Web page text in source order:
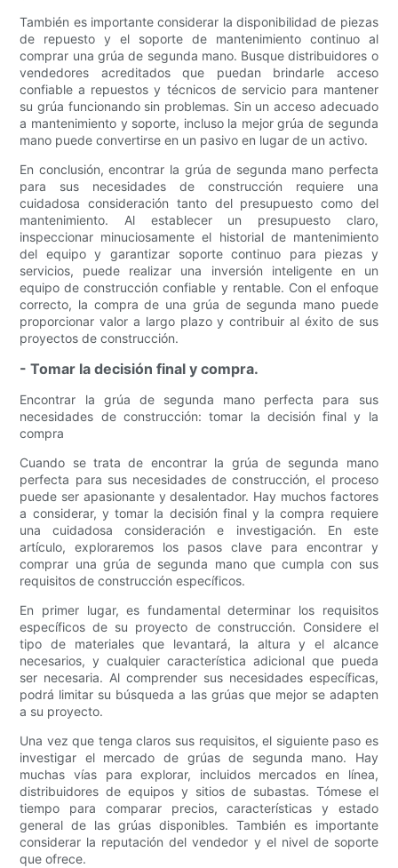
También es importante considerar la disponibilidad de piezas
de repuesto y el soporte de mantenimiento continuo al
comprar una grúa de segunda mano. Busque distribuidores o
vendedores acreditados que puedan brindarle acceso
confiable a repuestos y técnicos de servicio para mantener
su grúa funcionando sin problemas. Sin un acceso adecuado
a mantenimiento y soporte, incluso la mejor grúa de segunda
mano puede convertirse en un pasivo en lugar de un activo.
En conclusión, encontrar la grúa de segunda mano perfecta
para sus necesidades de construcción requiere una
cuidadosa consideración tanto del presupuesto como del
mantenimiento. Al establecer un presupuesto claro,
inspeccionar minuciosamente el historial de mantenimiento
del equipo y garantizar soporte continuo para piezas y
servicios, puede realizar una inversión inteligente en un
equipo de construcción confiable y rentable. Con el enfoque
correcto, la compra de una grúa de segunda mano puede
proporcionar valor a largo plazo y contribuir al éxito de sus
proyectos de construcción.
- Tomar la decisión final y compra.
Encontrar la grúa de segunda mano perfecta para sus
necesidades de construcción: tomar la decisión final y la
compra
Cuando se trata de encontrar la grúa de segunda mano
perfecta para sus necesidades de construcción, el proceso
puede ser apasionante y desalentador. Hay muchos factores
a considerar, y tomar la decisión final y la compra requiere
una cuidadosa consideración e investigación. En este
artículo, exploraremos los pasos clave para encontrar y
comprar una grúa de segunda mano que cumpla con sus
requisitos de construcción específicos.
En primer lugar, es fundamental determinar los requisitos
específicos de su proyecto de construcción. Considere el
tipo de materiales que levantará, la altura y el alcance
necesarios, y cualquier característica adicional que pueda
ser necesaria. Al comprender sus necesidades específicas,
podrá limitar su búsqueda a las grúas que mejor se adapten
a su proyecto.
Una vez que tenga claros sus requisitos, el siguiente paso es
investigar el mercado de grúas de segunda mano. Hay
muchas vías para explorar, incluidos mercados en línea,
distribuidores de equipos y sitios de subastas. Tómese el
tiempo para comparar precios, características y estado
general de las grúas disponibles. También es importante
considerar la reputación del vendedor y el nivel de soporte
que ofrece.